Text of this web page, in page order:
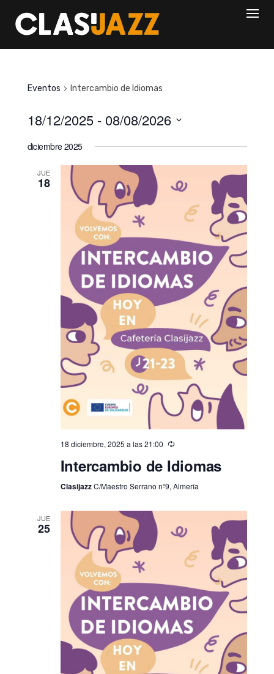
content
Eventos Intercambio de Idiomas
18/12/2025 - 08/08/2026
e
diciembre 2025
JUE
18
18 diciembre, 2025 a las 21:00
Intercambio de Idiomas
ClasijazzC/Maestro Serrano nº9, Almería
JUE
25